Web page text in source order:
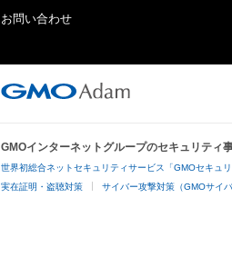
お問い合わせ
GMOインターネットグループのセキュリティ
世界初総合ネットセキュリティサービス「GMOセキュリ
実在証明・盗聴対策 サイバー攻撃対策（GMOサイ